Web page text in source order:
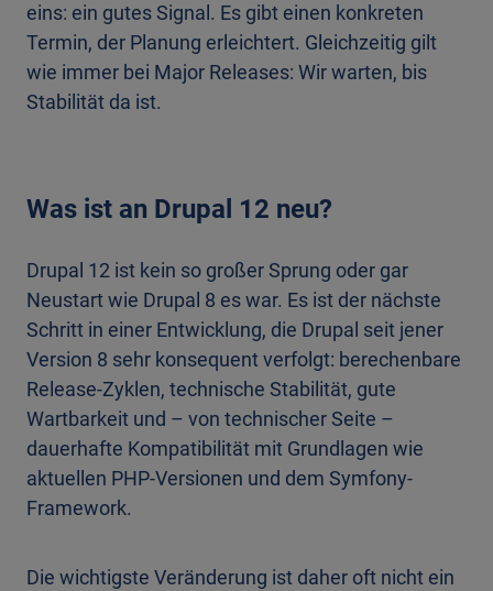
eins: ein gutes Signal. Es gibt einen konkreten
Termin, der Planung erleichtert. Gleichzeitig gilt
wie immer bei Major Releases: Wir warten, bis
Stabilität da ist.
Was ist an Drupal 12 neu?
Drupal 12 ist kein so großer Sprung oder gar
Neustart wie Drupal 8 es war. Es ist der nächste
Schritt in einer Entwicklung, die Drupal seit jener
Version 8 sehr konsequent verfolgt: berechenbare
Release-Zyklen, technische Stabilität, gute
Wartbarkeit und – von technischer Seite –
dauerhafte Kompatibilität mit Grundlagen wie
aktuellen PHP-Versionen und dem Symfony-
Framework.
Die wichtigste Veränderung ist daher oft nicht ein